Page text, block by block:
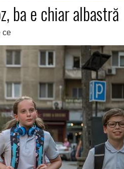
ba e chiar albastră
ce